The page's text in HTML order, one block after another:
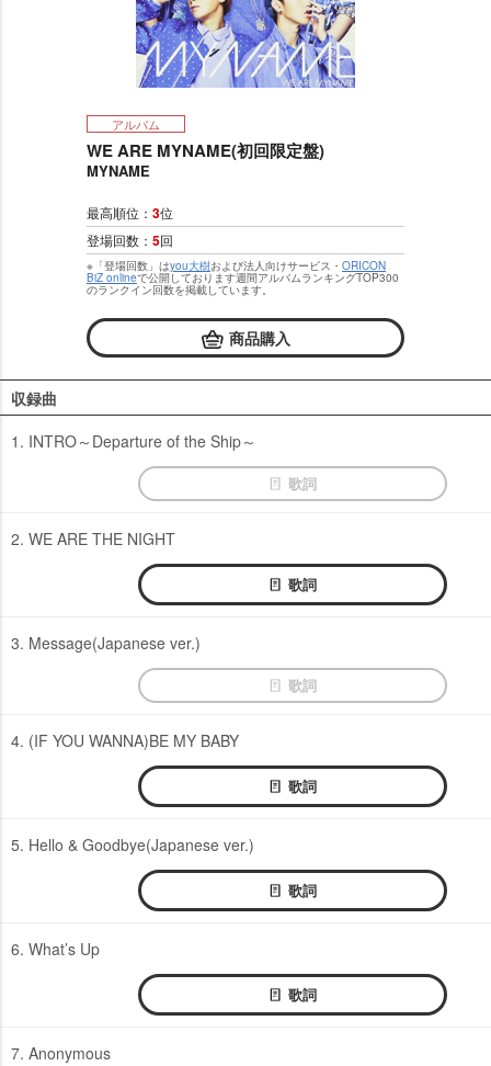
アルバム
WE ARE MYNAME(初回限定盤)
MYNAME
最高順位： 3位
登場回数： 5回
※「登場回数」はyou大樹および法人向けサービス・ ORICON
BiZ onlineで公開しております週間アルバムランキングTOP300
のランクイン回数を掲載しています。
商品購入
収録曲
1. INTRO～Departure of the Ship～
歌詞
2. WE ARE THE NIGHT
歌詞
3. Message(Japanese ver.)
歌詞
4. (IF YOU WANNA)BE MY BABY
歌詞
5. Hello & Goodbye(Japanese ver.)
歌詞
6. What’s Up
歌詞
7. Anonymous